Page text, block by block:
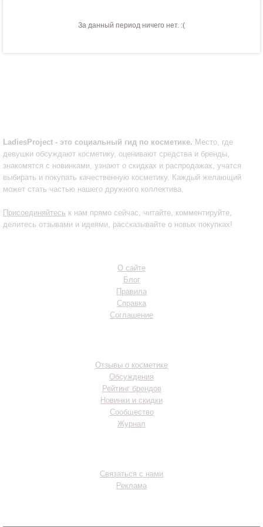
За данный период ничего нет. :(
LadiesProject - это социальный гид по косметике. Место, где
девушки обсуждают косметику, оценивают средства и бренды,
знакомятся с новинками, узнают о скидках и распродажах, учатся
выбирать и покупать качественную косметику. Каждый желающий
может стать частью нашего дружного коллектива.
Присоединяйтесь к нам прямо сейчас, читайте, комментируйте,
делитесь отзывами и идеями, рассказывайте о новых покупках!
О сайте
Блог
Правила
Справка
Соглашение
Отзывы о косметике
Обсуждения
Рейтинг брендов
Новинки и скидки
Сообщество
Журнал
Связаться с нами
Реклама